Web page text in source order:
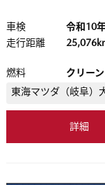
車検 令和10
走行距離
燃料
クリー
東海マツダ（岐阜）
詳細